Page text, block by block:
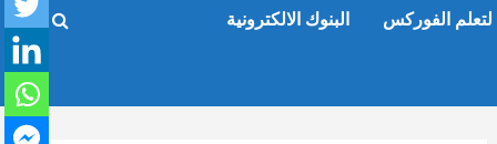
الفوركس البنوك الالكترونية